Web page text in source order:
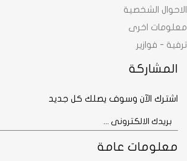
معلومات عامة
الاحوال الشخصية
معلومات اخرى
ترفية - فوازير
المشاركة
اشترك الآن وسوف يصلك كل جديد